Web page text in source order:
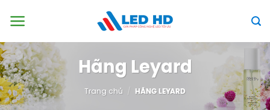
Hãng Leyard
Trang chủ / HÃNG LEYARD